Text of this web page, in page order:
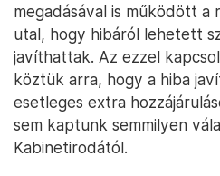
megadásával is működött a
utal, hogy hibáról lehetett
javíthattak. Az ezzel
köztük arra, hogy a hiba
esetleges extra
sem kaptunk semmilyen
Kabinetirodától.